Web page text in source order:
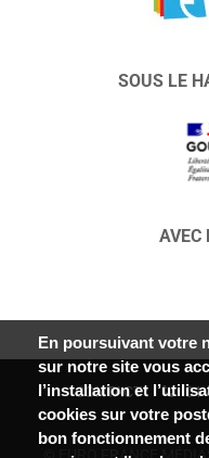
SOUS LE
AVEC
CONTACT : 01
En poursuivant votre
sur notre site vous
l’installation et
cookies sur votre
bon fonctionnement